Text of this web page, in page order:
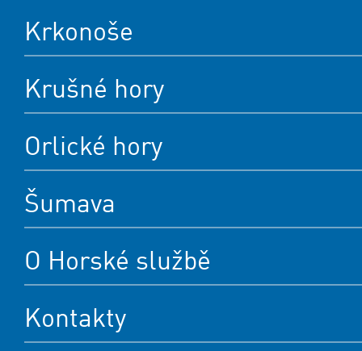
Krkonoše
Krušné hory
Orlické hory
Šumava
O Horské službě
Kontakty